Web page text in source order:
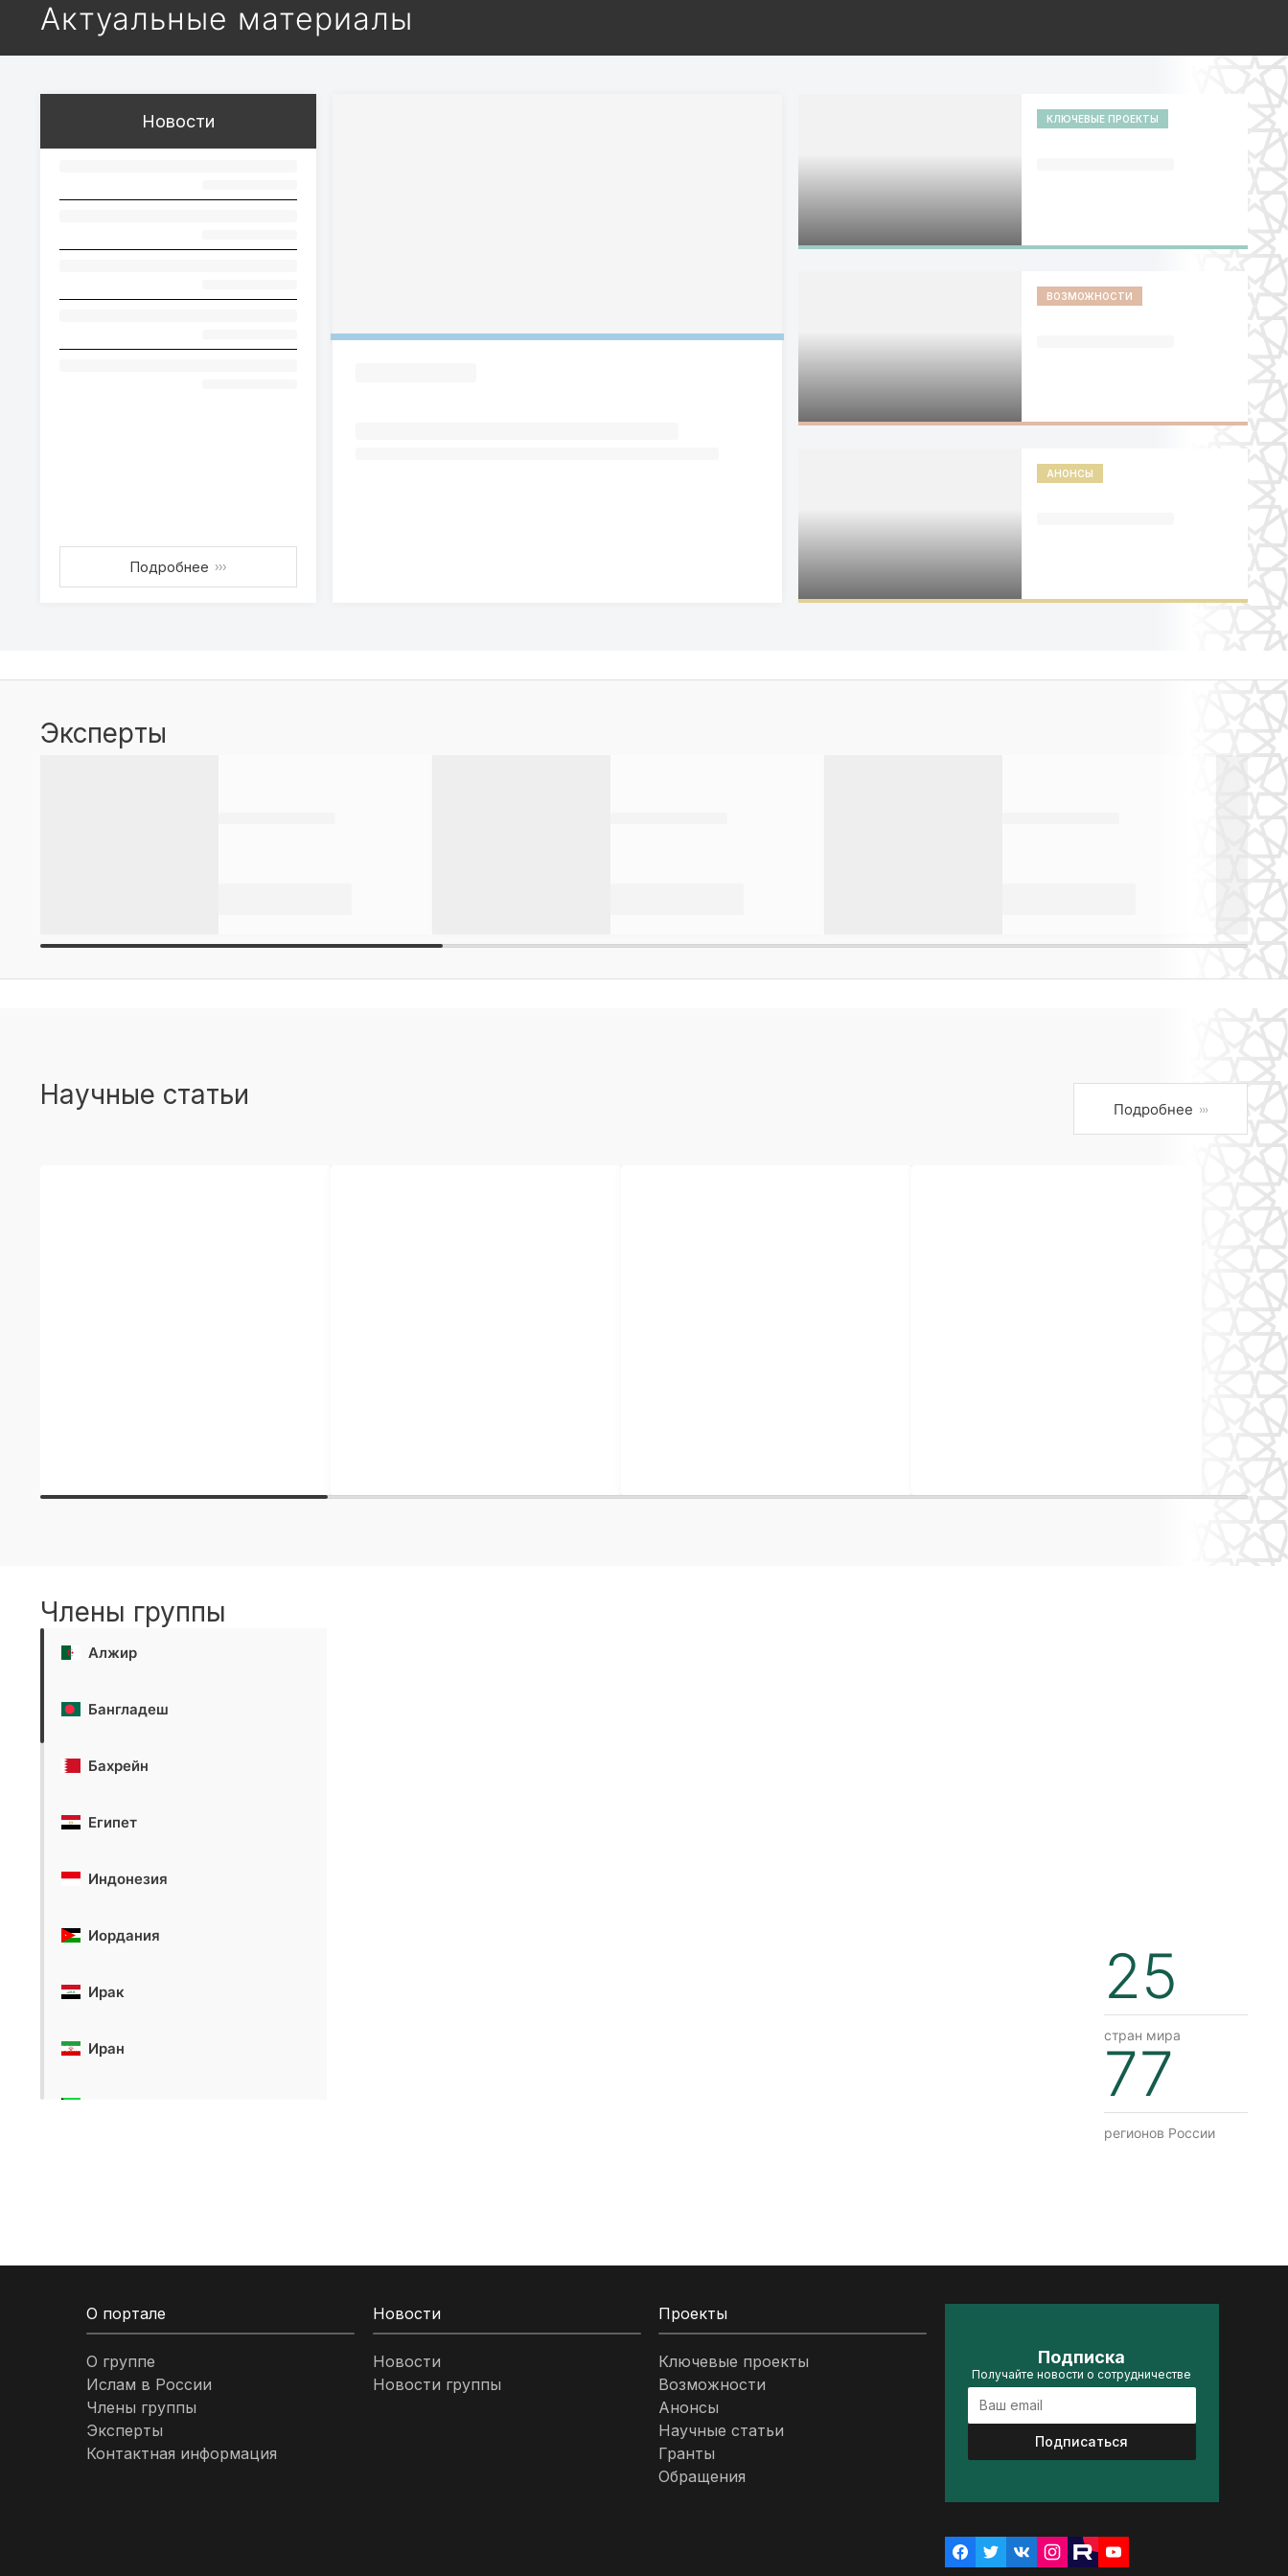
Актуальные материалы
Новости
Подробнее ›››
КЛЮЧЕВЫЕ ПРОЕКТЫ
ВОЗМОЖНОСТИ
АНОНСЫ
Эксперты
Научные статьи Подробнее ›››
Члены группы
Алжир
Бангладеш
Бахрейн
Египет
Индонезия
Иордания
Ирак
Иран
Малайзия
Марокко
Нигерия
25
стран мира
77
регионов России
О портале
О группе
Ислам в России
Члены группы
Эксперты
Контактная информация
Новости
Новости
Новости группы
Проекты
Ключевые проекты
Возможности
Анонсы
Научные статьи
Гранты
Обращения
Подписка
Получайте новости о сотрудничестве
Подписаться